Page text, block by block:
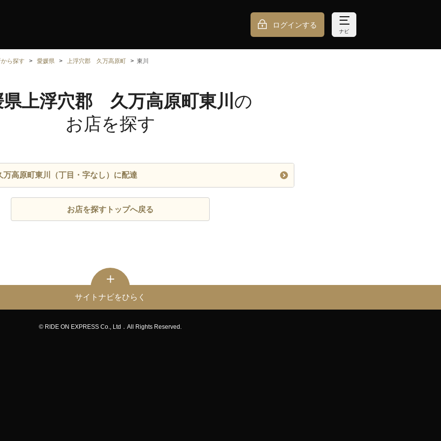
ログインする
ナビ
ら探す 愛媛県 上浮穴郡 久万高原町 東川
県上浮穴郡 久万高原町東川 の
お店を探す
高原町東川（丁目・字なし）に配達
お店を探すトップへ戻る
サイトナビをひらく
© RIDE ON EXPRESS Co., Ltd．All Rights Reserved.